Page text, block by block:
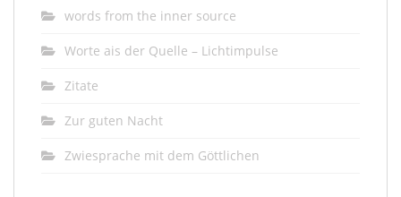
words from the inner source
Worte ais der Quelle – Lichtimpulse
Zitate
Zur guten Nacht
Zwiesprache mit dem Göttlichen